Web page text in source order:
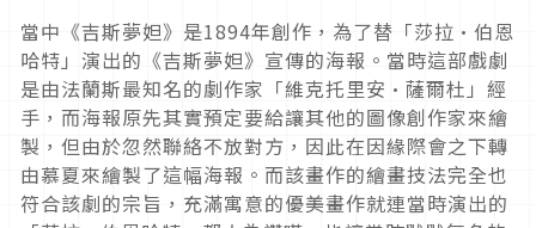
當中《吉斯夢妲》是1894年創作，為了替「莎拉·伯恩
哈特」演出的《吉斯夢妲》宣傳的海報。當時這部戲劇
是由法蘭斯最知名的劇作家「維克托里安·薩爾杜」經
手，而海報原先其實預定要給讓其他的圖像創作家來繪
製，但由於忽然聯絡不放對方，因此在因緣際會之下轉
由慕夏來繪製了這幅海報。而該畫作的繪畫技法完全也
符合該劇的宗旨，充滿寓意的優美畫作就連當時演出的